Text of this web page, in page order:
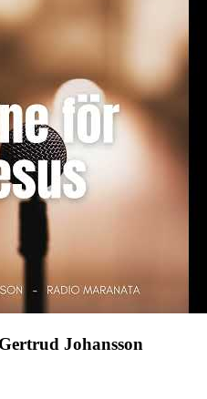
Johansson